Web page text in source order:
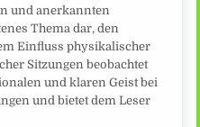
und anerkannten
Thema dar, den
Einfluss physikalischer
Sitzungen beobachtet
und klaren Geist bei
und bietet dem Leser